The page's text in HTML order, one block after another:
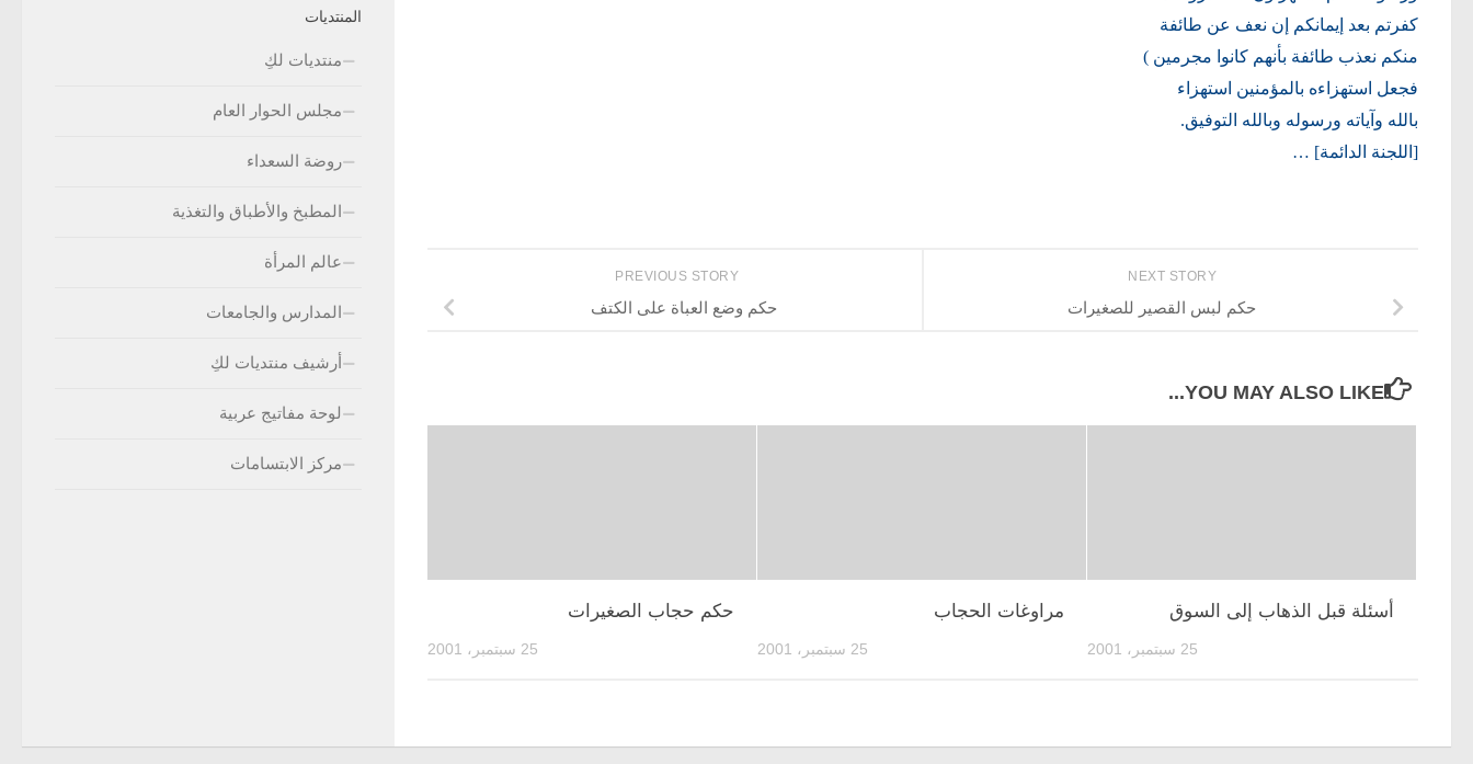
كفرتم بعد إيمانكم إن نعف عن طائفة
منكم نعذب طائفة بأنهم كانوا مجرمين )
فجعل استهزاءه بالمؤمنين استهزاء
بالله وآياته ورسوله وبالله التوفيق.
[اللجنة الدائمة] …
NEXT STORY
حكم لبس القصير للصغيرات
PREVIOUS STORY
حكم وضع العباة على الكتف
YOU MAY ALSO LIKE...
حكم حجاب الصغيرات
25 سبتمبر، 2001
مراوغات الحجاب
25 سبتمبر، 2001
أسئلة قبل الذهاب إلى السوق
25 سبتمبر، 2001
المنتديات
منتديات لكِ
مجلس الحوار العام
روضة السعداء
المطبخ والأطباق والتغذية
عالم المرأة
المدارس والجامعات
أرشيف منتديات لكِ
لوحة مفاتيج عربية
مركز الابتسامات